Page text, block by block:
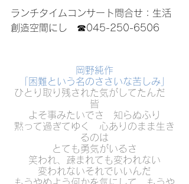
ランチタイムコンサート問合せ：生活
創造空間にし　☎045-250-6506
岡野純作
「困難という名のささいな苦しみ」
ひとり取り残された気がしてたんだ
皆
よそ事みたいでさ　知らぬふり
黙って過ぎてゆく　心ありのまま生き
るのは
とても勇気がいるさ
笑われ、疎まれても変われない
変われないそれでいいんだ